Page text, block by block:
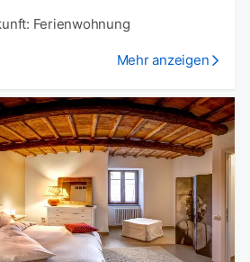
Ferienwohnung
Mehr anzeigen